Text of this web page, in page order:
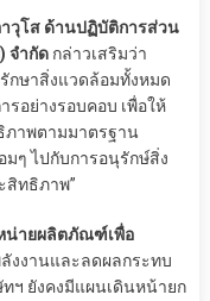
วุโส ด้านปฏิบัติการส่วน
จำกัดกล่าวเสริมว่า
กษาสิ่งแวดล้อมทั้งหมด
อย่างรอบคอบ เพื่อให้
ภาพตามมาตรฐาน
ๆ ไปกับการอนุรักษ์สิ่ง
สิทธิภาพ”
น่ายผลิตภัณฑ์เพื่อ
งงานและลดผลกระทบ
ฯ ยังคงมีแผนเดินหน้ายก